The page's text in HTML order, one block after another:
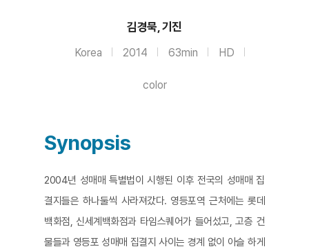
김경묵, 기진
Korea 2014 63min HD
color
Synopsis
2004년 성매매 특별법이 시행된 이후 전국의 성매매 집
결지들은 하나둘씩 사라져갔다. 영등포역 근처에는 롯데
백화점, 신세계백화점과 타임스퀘어가 들어섰고, 고층 건
물들과 영등포 성매매 집결지 사이는 경계 없이 아슬 하게